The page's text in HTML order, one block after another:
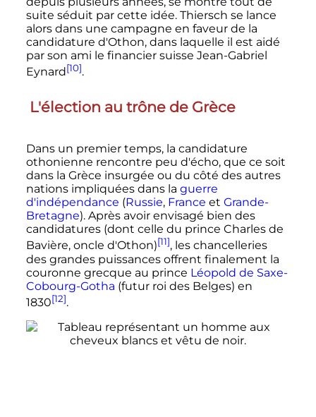
suite séduit par cette idée. Thiersch se lance
alors dans une campagne en faveur de la
candidature d'Othon, dans laquelle il est aidé
par son ami le financier suisse Jean-Gabriel
Eynard[10].
L'élection au trône de Grèce
Dans un premier temps, la candidature
othonienne rencontre peu d'écho, que ce soit
dans la Grèce insurgée ou du côté des autres
nations impliquées dans la guerre
d'indépendance (Russie, France et Grande-
Bretagne). Après avoir envisagé bien des
candidatures (dont celle du prince Charles de
Bavière, oncle d'Othon)[11], les chancelleries
des grandes puissances offrent finalement la
couronne grecque au prince Léopold de Saxe-
Cobourg-Gotha (futur roi des Belges) en
1830[12].